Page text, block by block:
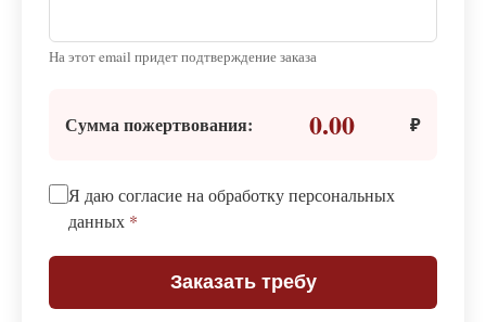
На этот email придет подтверждение заказа
Сумма пожертвования: 0.00 ₽
Я даю согласие на обработку персональных
данных *
Заказать требу